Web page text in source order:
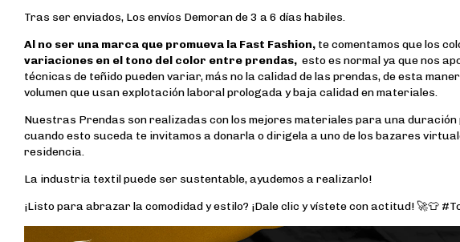
Tras ser enviados, Los envíos Demoran de 3 a 6 días habiles.
Al no ser una marca que promueva la Fast Fashion, te comentamos que los
variaciones en el tono del color entre prendas, esto es normal ya que nos
técnicas de teñido pueden variar, más no la calidad de las prendas, de esta
volumen que usan explotación laboral prologada y baja calidad en materiales.
Nuestras Prendas son realizadas con los mejores materiales para una
cuando esto suceda te invitamos a donarla o dirigela a uno de los bazares
residencia.
La industria textil puede ser sustentable, ayudemos a realizarlo!
¡Listo para abrazar la comodidad y estilo? ¡Dale clic y vístete con actitud! 🚀👕